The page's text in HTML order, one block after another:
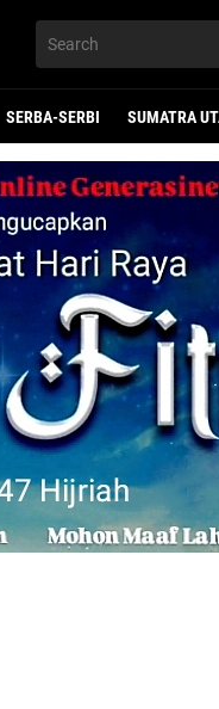
SERBA-SERBI SUMATRA